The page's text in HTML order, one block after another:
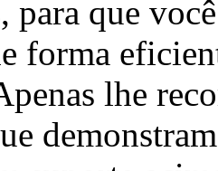
para que
forma
lhe